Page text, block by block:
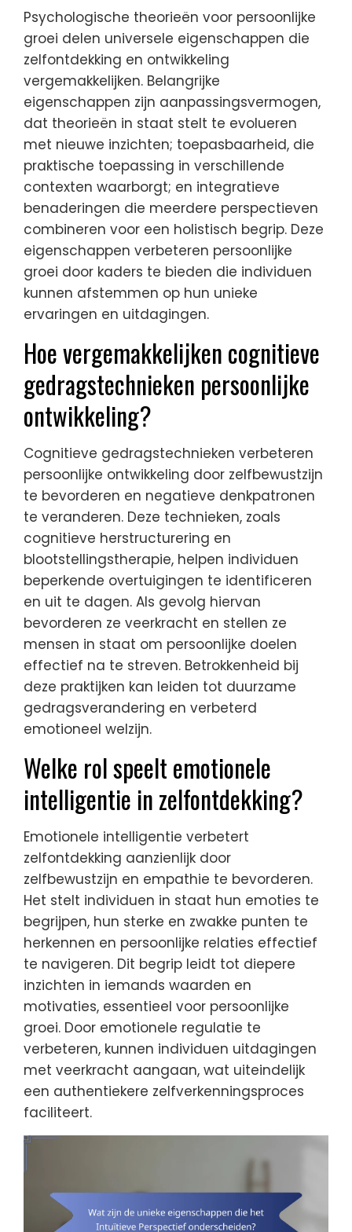
Psychologische theorieën voor persoonlijke
groei delen universele eigenschappen die
zelfontdekking en ontwikkeling
vergemakkelijken. Belangrijke
eigenschappen zijn aanpassingsvermogen,
dat theorieën in staat stelt te evolueren
met nieuwe inzichten; toepasbaarheid, die
praktische toepassing in verschillende
contexten waarborgt; en integratieve
benaderingen die meerdere perspectieven
combineren voor een holistisch begrip. Deze
eigenschappen verbeteren persoonlijke
groei door kaders te bieden die individuen
kunnen afstemmen op hun unieke
ervaringen en uitdagingen.
Hoe vergemakkelijken cognitieve
gedragstechnieken persoonlijke
ontwikkeling?
Cognitieve gedragstechnieken verbeteren
persoonlijke ontwikkeling door zelfbewustzijn
te bevorderen en negatieve denkpatronen
te veranderen. Deze technieken, zoals
cognitieve herstructurering en
blootstellingstherapie, helpen individuen
beperkende overtuigingen te identificeren
en uit te dagen. Als gevolg hiervan
bevorderen ze veerkracht en stellen ze
mensen in staat om persoonlijke doelen
effectief na te streven. Betrokkenheid bij
deze praktijken kan leiden tot duurzame
gedragsverandering en verbeterd
emotioneel welzijn.
Welke rol speelt emotionele
intelligentie in zelfontdekking?
Emotionele intelligentie verbetert
zelfontdekking aanzienlijk door
zelfbewustzijn en empathie te bevorderen.
Het stelt individuen in staat hun emoties te
begrijpen, hun sterke en zwakke punten te
herkennen en persoonlijke relaties effectief
te navigeren. Dit begrip leidt tot diepere
inzichten in iemands waarden en
motivaties, essentieel voor persoonlijke
groei. Door emotionele regulatie te
verbeteren, kunnen individuen uitdagingen
met veerkracht aangaan, wat uiteindelijk
een authentiekere zelfverkenningsproces
faciliteert.